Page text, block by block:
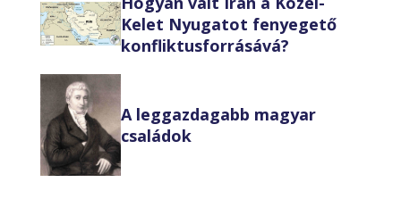
Kelet Nyugatot fenyegető
konfliktusforrásává?
A leggazdagabb magyar
családok